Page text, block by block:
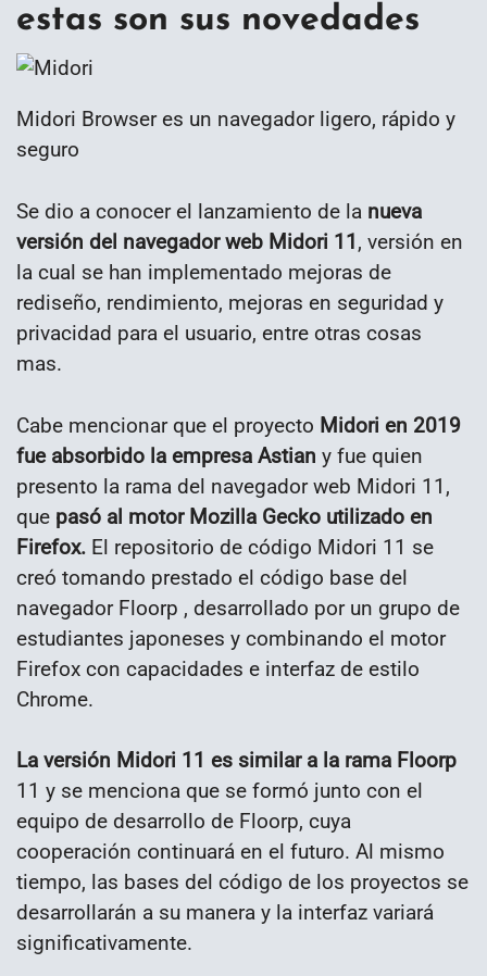
estas son sus novedades
Midori Browser es un navegador ligero, rápido y
seguro
Se dio a conocer el lanzamiento de la nueva
versión del navegador web Midori 11, versión en
la cual se han implementado mejoras de
rediseño, rendimiento, mejoras en seguridad y
privacidad para el usuario, entre otras cosas
mas.
Cabe mencionar que el proyecto Midori en 2019
fue absorbido la empresa Astian y fue quien
presento la rama del navegador web Midori 11,
que pasó al motor Mozilla Gecko utilizado en
Firefox. El repositorio de código Midori 11 se
creó tomando prestado el código base del
navegador Floorp , desarrollado por un grupo de
estudiantes japoneses y combinando el motor
Firefox con capacidades e interfaz de estilo
Chrome.
La versión Midori 11 es similar a la rama Floorp
11 y se menciona que se formó junto con el
equipo de desarrollo de Floorp, cuya
cooperación continuará en el futuro. Al mismo
tiempo, las bases del código de los proyectos se
desarrollarán a su manera y la interfaz variará
significativamente.